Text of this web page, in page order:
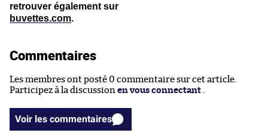
retrouver également sur
buvettes.com.
Commentaires
Les membres ont posté 0 commentaire sur cet article.
Participez à la discussion en vous connectant
Voir les commentaires